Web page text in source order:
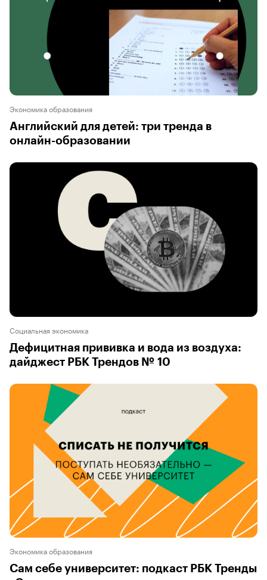
Экономика образования
Английский для детей: три тренда в
онлайн-образовании
Социальная экономика
Дефицитная прививка и вода из воздуха:
дайджест РБК Трендов № 10
Экономика образования
Сам себе университет: подкаст РБК Тренды